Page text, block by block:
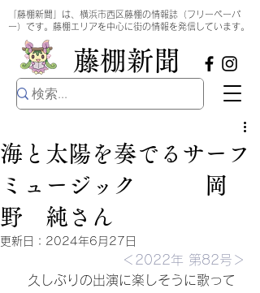
​藤棚新聞
「藤棚新聞」は、横浜市西区藤棚の情報誌（フリーペーパ
ー）です。藤棚エリアを中心に街の情報を発信しています。
海と太陽を奏でるサーフ
ミュージック 岡
野 純さん
更新日： 2024年6月27日
＜2022年 第82号＞
久しぶりの出演に楽しそうに歌って